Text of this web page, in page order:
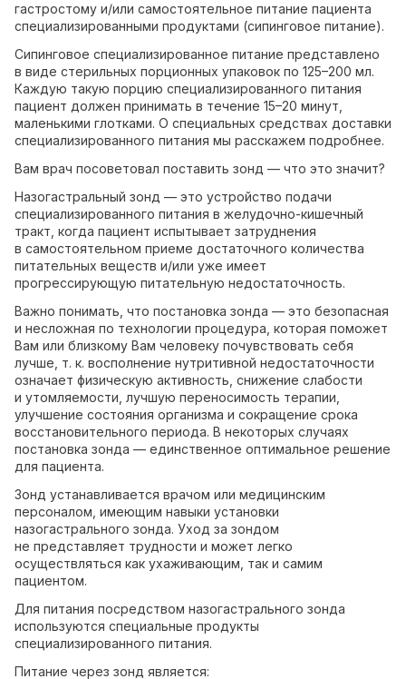
гастростому и/или самостоятельное питание пациента
специализированными продуктами (сипинговое питание).
Сипинговое специализированное питание представлено
в виде стерильных порционных упаковок по 125–200 мл.
Каждую такую порцию специализированного питания
пациент должен принимать в течение 15–20 минут,
маленькими глотками. О специальных средствах доставки
специализированного питания мы расскажем подробнее.
Вам врач посоветовал поставить зонд — что это значит?
Назогастральный зонд — это устройство подачи
специализированного питания в желудочно-кишечный
тракт, когда пациент испытывает затруднения
в самостоятельном приеме достаточного количества
питательных веществ и/или уже имеет
прогрессирующую питательную недостаточность.
Важно понимать, что постановка зонда — это безопасная
и несложная по технологии процедура, которая поможет
Вам или близкому Вам человеку почувствовать себя
лучше, т. к. восполнение нутритивной недостаточности
означает физическую активность, снижение слабости
и утомляемости, лучшую переносимость терапии,
улучшение состояния организма и сокращение срока
восстановительного периода. В некоторых случаях
постановка зонда — единственное оптимальное решение
для пациента.
Зонд устанавливается врачом или медицинским
персоналом, имеющим навыки установки
назогастрального зонда. Уход за зондом
не представляет трудности и может легко
осуществляться как ухаживающим, так и самим
пациентом.
Для питания посредством назогастрального зонда
используются специальные продукты
специализированного питания.
Питание через зонд является: